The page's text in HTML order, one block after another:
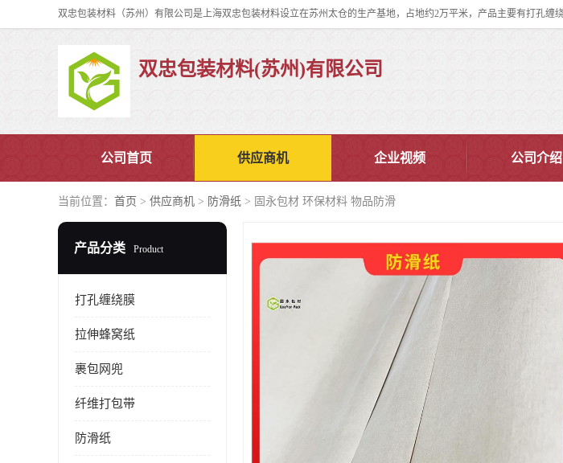
双忠包装材料(苏州)有限公司
公司首页 供应商机 企业视频 公司介绍
当前位置： 首页 > 供应商机 > 防滑纸 > 固永包材 环保材料 物品防滑
产品分类 Product
打孔缠绕膜
拉伸蜂窝纸
裹包网兜
纤维打包带
防滑纸